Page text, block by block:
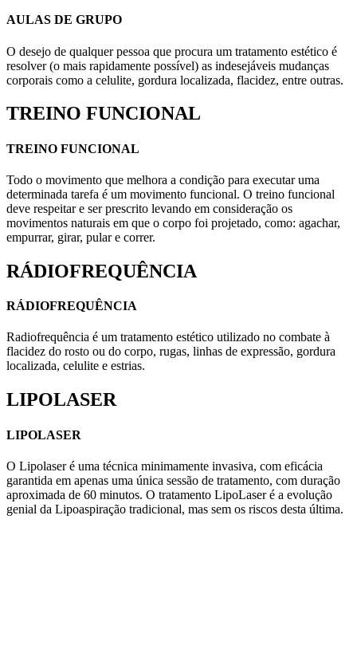
AULAS DE GRUPO
O desejo de qualquer pessoa que procura um tratamento estético é
resolver (o mais rapidamente possível) as indesejáveis mudanças
corporais como a celulite, gordura localizada, flacidez, entre outras.
TREINO FUNCIONAL
TREINO FUNCIONAL
Todo o movimento que melhora a condição para executar uma
determinada tarefa é um movimento funcional. O treino funcional
deve respeitar e ser prescrito levando em consideração os
movimentos naturais em que o corpo foi projetado, como: agachar,
empurrar, girar, pular e correr.
RÁDIOFREQUÊNCIA
RÁDIOFREQUÊNCIA
Radiofrequência é um tratamento estético utilizado no combate à
flacidez do rosto ou do corpo, rugas, linhas de expressão, gordura
localizada, celulite e estrias.
LIPOLASER
LIPOLASER
O Lipolaser é uma técnica minimamente invasiva, com eficácia
garantida em apenas uma única sessão de tratamento, com duração
aproximada de 60 minutos. O tratamento LipoLaser é a evolução
genial da Lipoaspiração tradicional, mas sem os riscos desta última.